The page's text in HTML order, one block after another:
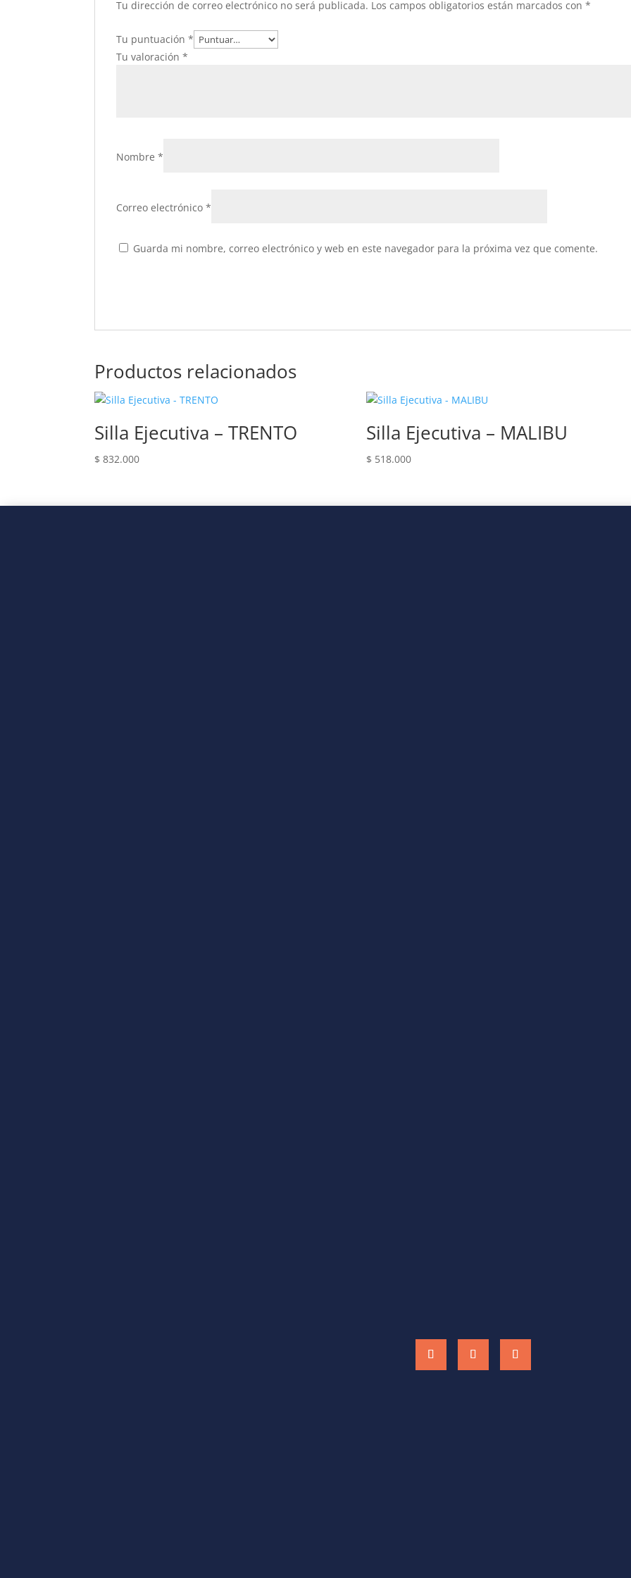
Tu dirección de correo electrónico no será publicada. Los campos obligatorios están marcados con*
Tu puntuación*
Tu valoración*
Nombre*
Correo electrónico*
Guarda mi nombre, correo electrónico y web en este navegador para la próxima vez que comente.
Productos relacionados
Silla Ejecutiva – TRENTO
$ 832.000
Silla Ejecutiva – MALIBU
$ 518.000